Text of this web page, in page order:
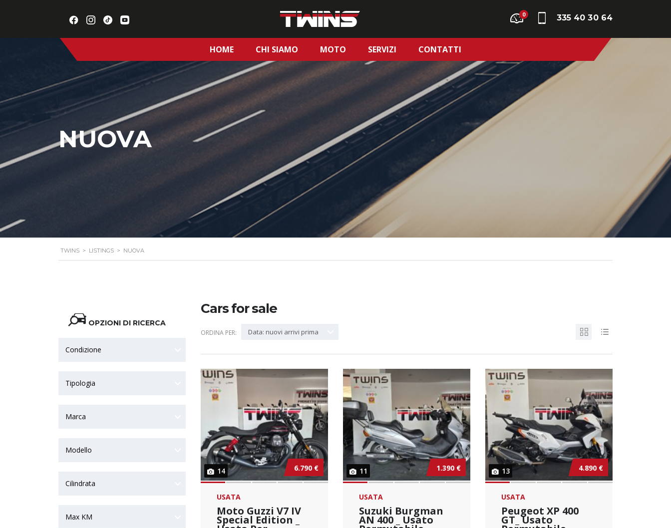
335 40 30 64
0
HOME CHI SIAMO MOTO SERVIZI CONTATTI
NUOVA
TWINS > LISTINGS > NUOVA
OPZIONI DI RICERCA
Condizione
Tipologia
Marca
Modello
Cilindrata
Max KM
Cars for sale
ORDINA PER: Data: nuovi arrivi prima
14 6.790 €
USATA
Moto Guzzi V7 IV
Special Edition _
11 1.390 €
USATA
Suzuki Burgman
AN 400 _ Usato
13 4.890 €
USATA
Peugeot XP 400
GT_ Usato